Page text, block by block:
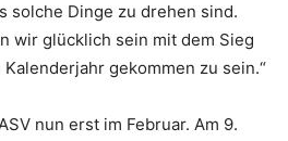
solche Dinge zu drehen sind.
wir glücklich sein mit dem Sieg
gekommen zu sein.“
nun erst im Februar. Am 9.